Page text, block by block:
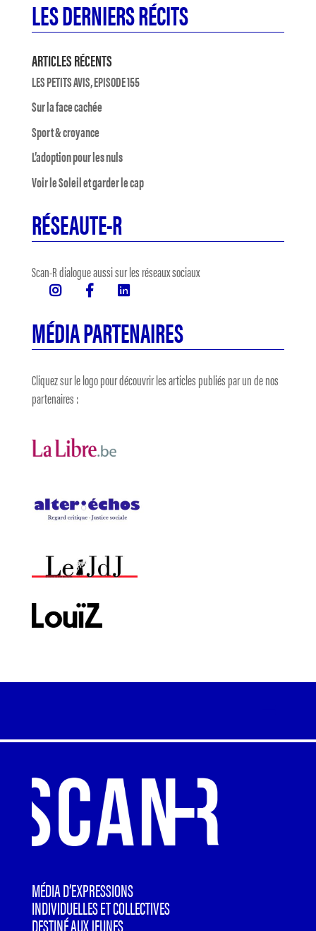
LES DERNIERS RÉCITS
ARTICLES RÉCENTS
LES PETITS AVIS, EPISODE 155
Sur la face cachée
Sport & croyance
L’adoption pour les nuls
Voir le Soleil et garder le cap
RÉSEAUTE-R
Scan-R dialogue aussi sur les réseaux sociaux
MÉDIA PARTENAIRES
Cliquez sur le logo pour découvrir les articles publiés par un de nos
partenaires :
MÉDIA D’EXPRESSIONS
INDIVIDUELLES ET COLLECTIVES
DESTINÉ AUX JEUNES